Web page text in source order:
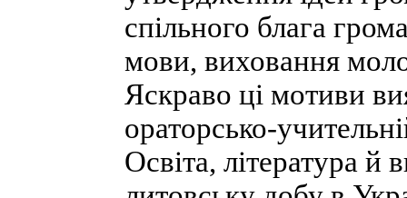
спільного блага
мови, виховання
Яскраво ці мотиви
ораторсько-
Освіта, література й